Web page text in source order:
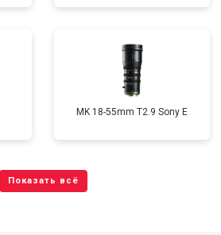
MK 18-55mm T2.9 Sony E